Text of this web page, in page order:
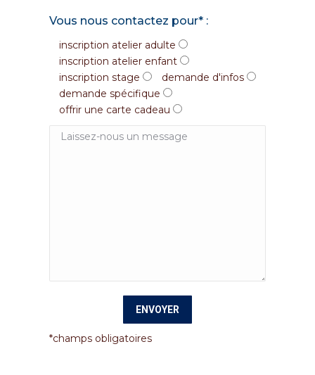
Vous nous contactez pour* :
inscription atelier adulte
inscription atelier enfant
inscription stage
demande d'infos
demande spécifique
offrir une carte cadeau
*champs obligatoires